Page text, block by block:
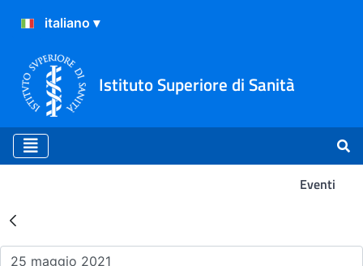
Istituto Superiore di Sanità
Eventi
Risultati della Ricerca -